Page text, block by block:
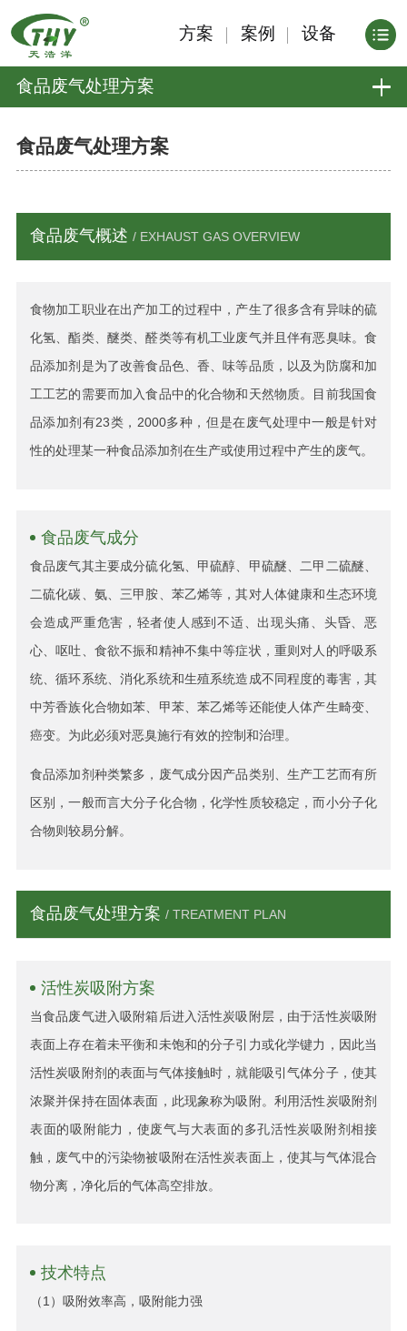
方案 案例 设备
食品废气处理方案
食品废气处理方案
食品废气概述 / EXHAUST GAS OVERVIEW
食物加工职业在出产加工的过程中，产生了很多含有异味的硫
化氢、酯类、醚类、醛类等有机工业废气并且伴有恶臭味。食
品添加剂是为了改善食品色、香、味等品质，以及为防腐和加
工工艺的需要而加入食品中的化合物和天然物质。目前我国食
品添加剂有23类，2000多种，但是在废气处理中一般是针对
性的处理某一种食品添加剂在生产或使用过程中产生的废气。
食品废气成分
食品废气其主要成分硫化氢、甲硫醇、甲硫醚、二甲二硫醚、
二硫化碳、氨、三甲胺、苯乙烯等，其对人体健康和生态环境
会造成严重危害，轻者使人感到不适、出现头痛、头昏、恶
心、呕吐、食欲不振和精神不集中等症状，重则对人的呼吸系
统、循环系统、消化系统和生殖系统造成不同程度的毒害，其
中芳香族化合物如苯、甲苯、苯乙烯等还能使人体产生畸变、
癌变。为此必须对恶臭施行有效的控制和治理。
食品添加剂种类繁多，废气成分因产品类别、生产工艺而有所
区别，一般而言大分子化合物，化学性质较稳定，而小分子化
合物则较易分解。
食品废气处理方案 / TREATMENT PLAN
活性炭吸附方案
当食品废气进入吸附箱后进入活性炭吸附层，由于活性炭吸附
表面上存在着未平衡和未饱和的分子引力或化学键力，因此当
活性炭吸附剂的表面与气体接触时，就能吸引气体分子，使其
浓聚并保持在固体表面，此现象称为吸附。利用活性炭吸附剂
表面的吸附能力，使废气与大表面的多孔活性炭吸附剂相接
触，废气中的污染物被吸附在活性炭表面上，使其与气体混合
物分离，净化后的气体高空排放。
技术特点
（1）吸附效率高，吸附能力强